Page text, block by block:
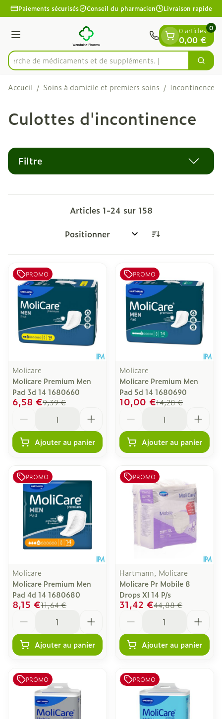
Aller au contenu
1 de 1
Paiements sécurisés Conseil du pharmacien Livraison rapide
Menu
Rechercher
Recherche de médica
0 articles
0,00 €
0
Accueil / Soins à domicile et premiers soins / Incontinence
Culottes d'incontinence
Filtre
Articles 1-24 sur 158
Trier par:
PROMO
Molicare
Molicare Premium Men
Pad 3d 14 1680660
9,39 €
6,58 €
Ajouter au panier
PROMO
Molicare
Molicare Premium Men
Pad 5d 14 1680690
14,28 €
10,00 €
Ajouter au panier
PROMO
Molicare
Molicare Premium Men
Pad 4d 14 1680680
11,64 €
8,15 €
Ajouter au panier
PROMO
Hartmann, Molicare
Molicare Pr Mobile 8
Drops Xl 14 P/s
44,88 €
31,42 €
Ajouter au panier
PROMO PROMO